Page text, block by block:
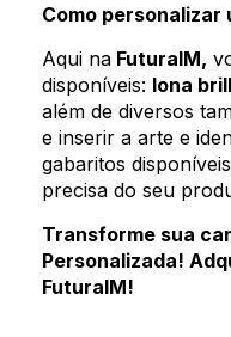
Como personalizar
Aqui na FuturaIM,
disponíveis: lona
além de diversos
e inserir a arte e
gabaritos
precisa do seu
Transforme sua
Personalizada!
FuturaIM!